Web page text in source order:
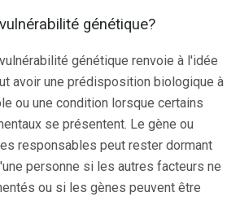
génétique?
génétique renvoie à l'idée
avoir une prédisposition biologique à
ou une condition lorsque certains
se présentent. Le gène ou
responsables peut rester dormant
personne si les autres facteurs ne
ou si les gènes peuvent être